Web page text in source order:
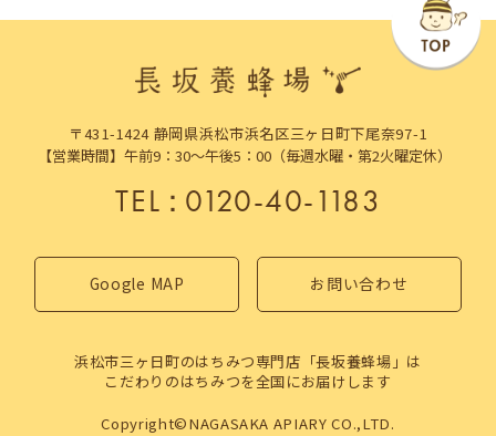
〒431-1424 静岡県浜松市浜名区三ヶ日町下尾奈97-1
【営業時間】午前9：30～午後5：00（毎週水曜・第2火曜定休）
TEL：0120-40-1183
Google MAP お問い合わせ
浜松市三ヶ日町のはちみつ専門店「長坂養蜂場」は
こだわりのはちみつを全国にお届けします
Copyright©NAGASAKA APIARY CO.,LTD.